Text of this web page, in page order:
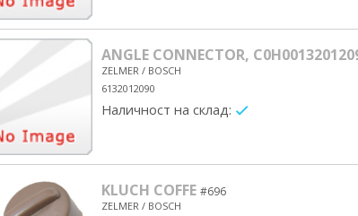
ANGLE CONNECTOR,
ZELMER / BOSCH
6132012090
Наличност на склад:
KLUCH COFFE #696
ZELMER / BOSCH